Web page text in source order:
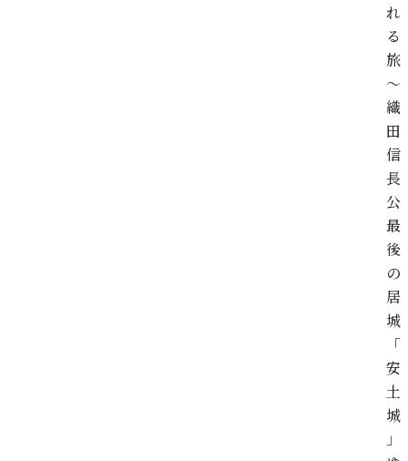
れ
る
旅
～
織
田
信
長
公
最
後
の
居
城
「
安
土
城
」